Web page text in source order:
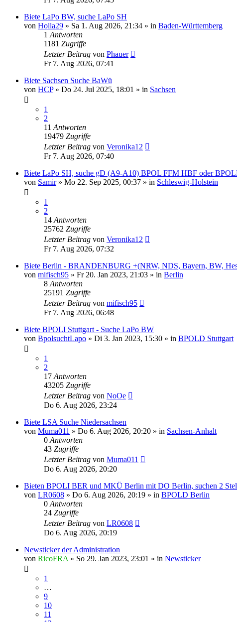
Biete LaPo BW, suche LaPo SH
von Holla29 » Sa 1. Aug 2026, 21:34 » in Baden-Württemberg
1 Antworten
1181 Zugriffe
Letzter Beitrag von Phauer
Fr 7. Aug 2026, 07:41
Biete Sachsen Suche BaWü
von HCP» Do 24. Jul 2025, 18:01 » in Sachsen
1
2
11 Antworten
19479 Zugriffe
Letzter Beitrag von Veronika12
Fr 7. Aug 2026, 07:40
Biete LaPo SH, suche gD (A9-A10) BPOL FFM HBF oder
von Samir» Mo 22. Sep 2025, 00:37 » in Schleswig-Holstein
1
2
14 Antworten
25762 Zugriffe
Letzter Beitrag von Veronika12
Fr 7. Aug 2026, 07:32
Biete Berlin - BRANDENBURG +(NRW, NDS, Bayern, BW,
von mifisch95 » Fr 20. Jan 2023, 21:03 » in Berlin
8 Antworten
25191 Zugriffe
Letzter Beitrag von mifisch95
Fr 7. Aug 2026, 06:48
Biete BPOLI Stuttgart - Suche LaPo BW
von BpolsuchtLapo » Di 3. Jan 2023, 15:30 » in BPOLD Stuttgart
1
2
17 Antworten
43205 Zugriffe
Letzter Beitrag von NoOe
Do 6. Aug 2026, 23:24
Biete LSA Suche Niedersachsen
von Muma011 » Do 6. Aug 2026, 20:20 » in Sachsen-Anhalt
0 Antworten
43 Zugriffe
Letzter Beitrag von Muma011
Do 6. Aug 2026, 20:20
Bieten BPOLI BER und MKÜ Berlin mit DO Berlin, suchen 2
von LR0608 » Do 6. Aug 2026, 20:19 » in BPOLD Berlin
0 Antworten
24 Zugriffe
Letzter Beitrag von LR0608
Do 6. Aug 2026, 20:19
Newsticker der Administration
von RicoFRA » So 29. Jan 2023, 23:01 » in Newsticker
1
…
9
10
11